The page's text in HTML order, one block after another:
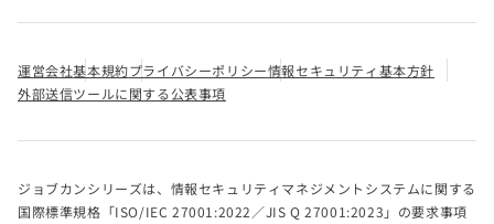
運営会社基本規約プライバシーポリシー情報セキュリティ基本方針
外部送信ツールに関する公表事項
ジョブカンシリーズは、情報セキュリティマネジメントシステムに関する
国際標準規格「ISO/IEC 27001:2022／JIS Q 27001:2023」の要求事項